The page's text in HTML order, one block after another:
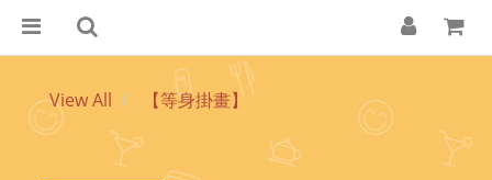
View All 【等身掛畫】